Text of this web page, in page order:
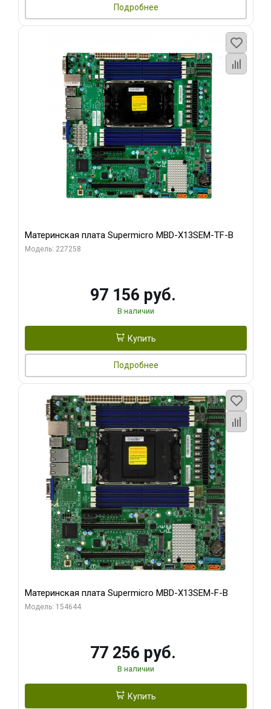
Подробнее
Материнская плата Supermicro MBD-X13SEM-TF-B
Модель: 227258
97 156 руб.
В наличии
Купить
Подробнее
Материнская плата Supermicro MBD-X13SEM-F-B
Модель: 154644
77 256 руб.
В наличии
Купить